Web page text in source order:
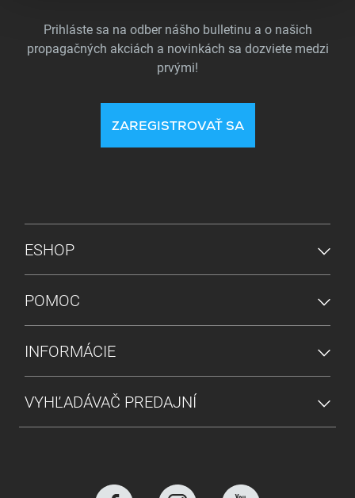
Prihláste sa na odber nášho bulletinu a o našich
propagačných akciách a novinkách sa dozviete medzi
prvými!
ZAREGISTROVAŤ SA
PONUKA V PÄTE
ESHOP
POMOC
INFORMÁCIE
VYHĽADÁVAČ PREDAJNÍ